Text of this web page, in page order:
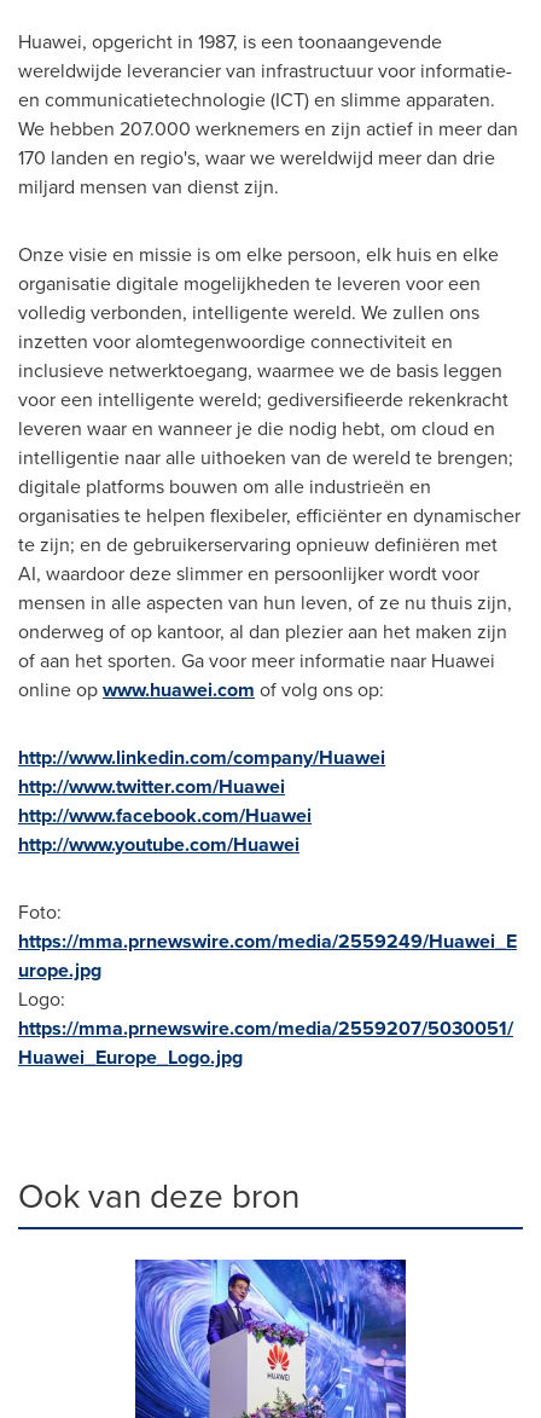
Huawei, opgericht in 1987, is een toonaangevende
wereldwijde leverancier van infrastructuur voor informatie-
en communicatietechnologie (ICT) en slimme apparaten.
We hebben 207.000 werknemers en zijn actief in meer dan
170 landen en regio's, waar we wereldwijd meer dan drie
miljard mensen van dienst zijn.
Onze visie en missie is om elke persoon, elk huis en elke
organisatie digitale mogelijkheden te leveren voor een
volledig verbonden, intelligente wereld. We zullen ons
inzetten voor alomtegenwoordige connectiviteit en
inclusieve netwerktoegang, waarmee we de basis leggen
voor een intelligente wereld; gediversifieerde rekenkracht
leveren waar en wanneer je die nodig hebt, om cloud en
intelligentie naar alle uithoeken van de wereld te brengen;
digitale platforms bouwen om alle industrieën en
organisaties te helpen flexibeler, efficiënter en dynamischer
te zijn; en de gebruikerservaring opnieuw definiëren met
AI, waardoor deze slimmer en persoonlijker wordt voor
mensen in alle aspecten van hun leven, of ze nu thuis zijn,
onderweg of op kantoor, al dan plezier aan het maken zijn
of aan het sporten. Ga voor meer informatie naar Huawei
online opwww.huawei.com of volg ons op:
http://www.linkedin.com/company/Huawei
http://www.twitter.com/Huawei
http://www.facebook.com/Huawei
http://www.youtube.com/Huawei
Foto:
https://mma.prnewswire.com/media/2559249/Huawei_E
urope.jpg
Logo:
https://mma.prnewswire.com/media/2559207/5030051/
Huawei_Europe_Logo.jpg
Ook van deze bron